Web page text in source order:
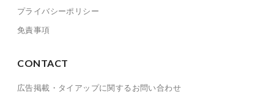
プライバシーポリシー
免責事項
CONTACT
広告掲載・タイアップに関するお問い合わせ